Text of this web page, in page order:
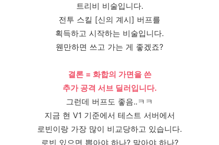
트리비 비술입니다.
전투 스킬 [신의 계시] 버프를
획득하고 시작하는 비술입니다.
웬만하면 쓰고 가는 게 좋겠죠?
결론 = 화합의 가면을 쓴
추가 공격 서브 딜러입니다.
그런데 버프도 좋음..ㅋㅋ
지금 현 V1 기준에서 테스트 서버에서
로빈이랑 가장 많이 비교당하고 있습니다.
로빈 있으면 뽑아야 하나? 말아야 하나?